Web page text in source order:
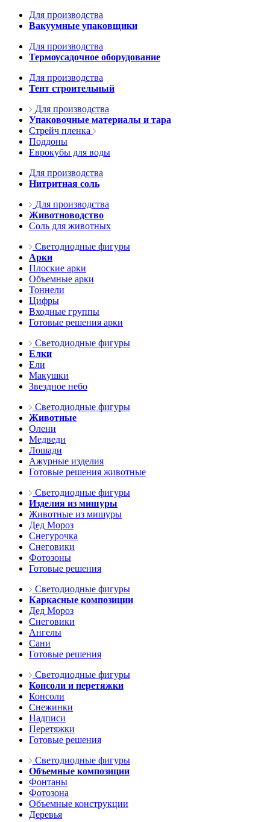
Для производства
Вакуумные упаковщики
Для производства
Термоусадочное оборудование
Для производства
Тент строительный
Для производства
Упаковочные материалы и тара
Стрейч пленка
Поддоны
Еврокубы для воды
Для производства
Нитритная соль
Для производства
Животноводство
Соль для животных
Светодиодные фигуры
Арки
Плоские арки
Объемные арки
Тоннели
Цифры
Входные группы
Готовые решения арки
Светодиодные фигуры
Елки
Ели
Макушки
Звездное небо
Светодиодные фигуры
Животные
Олени
Медведи
Лошади
Ажурные изделия
Готовые решения животные
Светодиодные фигуры
Изделия из мишуры
Животные из мишуры
Дед Мороз
Снегурочка
Снеговики
Фотозоны
Готовые решения
Светодиодные фигуры
Каркасные композиции
Дед Мороз
Снеговики
Ангелы
Сани
Готовые решения
Светодиодные фигуры
Консоли и перетяжки
Консоли
Снежинки
Надписи
Перетяжки
Готовые решения
Светодиодные фигуры
Объемные композиции
Фонтаны
Фотозона
Объемные конструкции
Деревья